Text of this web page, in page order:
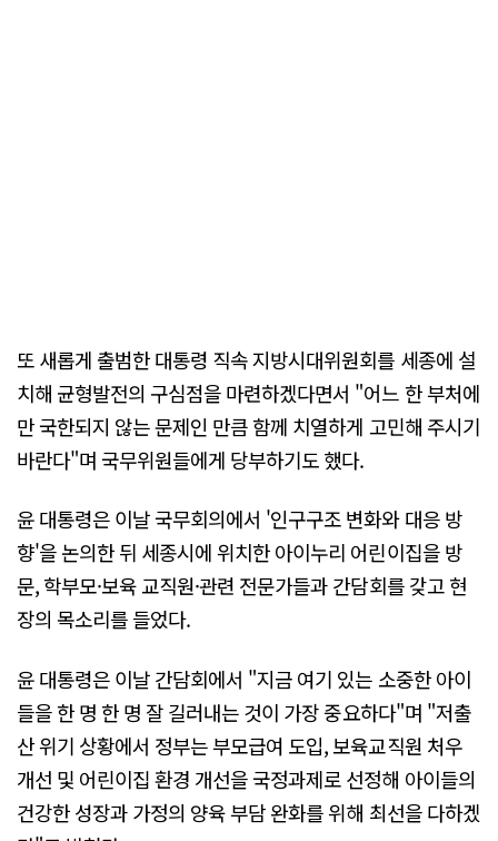
또 새롭게 출범한 대통령 직속 지방시대위원회를 세종에 설
치해 균형발전의 구심점을 마련하겠다면서 "어느 한 부처에
만 국한되지 않는 문제인 만큼 함께 치열하게 고민해 주시기
바란다"며 국무위원들에게 당부하기도 했다.
윤 대통령은 이날 국무회의에서 '인구구조 변화와 대응 방
향'을 논의한 뒤 세종시에 위치한 아이누리 어린이집을 방
문, 학부모·보육 교직원·관련 전문가들과 간담회를 갖고 현
장의 목소리를 들었다.
윤 대통령은 이날 간담회에서 "지금 여기 있는 소중한 아이
들을 한 명 한 명 잘 길러내는 것이 가장 중요하다"며 "저출
산 위기 상황에서 정부는 부모급여 도입, 보육교직원 처우
개선 및 어린이집 환경 개선을 국정과제로 선정해 아이들의
건강한 성장과 가정의 양육 부담 완화를 위해 최선을 다하겠